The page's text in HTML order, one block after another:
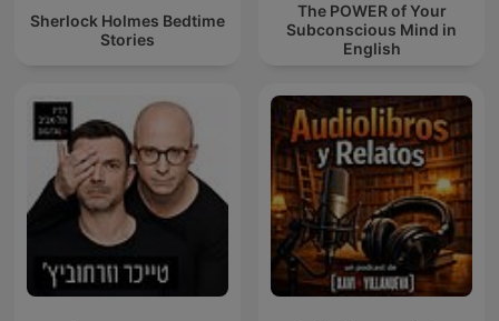
Sherlock Holmes Bedtime
Stories
The POWER of Your
Subconscious Mind in
English